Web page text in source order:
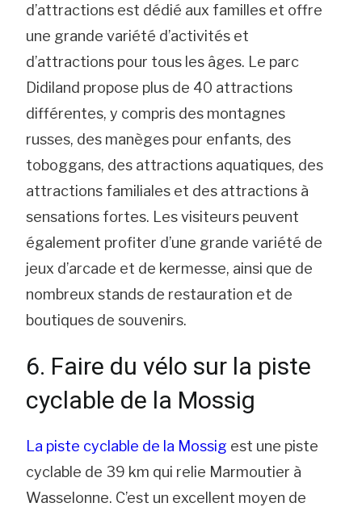
d’attractions est dédié aux familles et offre
une grande variété d’activités et
d’attractions pour tous les âges. Le parc
Didiland propose plus de 40 attractions
différentes, y compris des montagnes
russes, des manèges pour enfants, des
toboggans, des attractions aquatiques, des
attractions familiales et des attractions à
sensations fortes. Les visiteurs peuvent
également profiter d’une grande variété de
jeux d’arcade et de kermesse, ainsi que de
nombreux stands de restauration et de
boutiques de souvenirs.
6. Faire du vélo sur la piste
cyclable de la Mossig
La piste cyclable de la Mossig est une piste
cyclable de 39 km qui relie Marmoutier à
Wasselonne. C’est un excellent moyen de